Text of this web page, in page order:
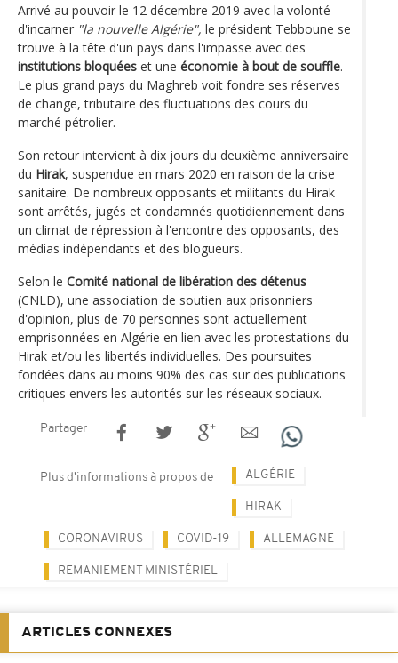
Arrivé au pouvoir le 12 décembre 2019 avec la volonté
d'incarner "la nouvelle Algérie", le président Tebboune se
trouve à la tête d'un pays dans l'impasse avec des
institutions bloquées et une économie à bout de souffle.
Le plus grand pays du Maghreb voit fondre ses réserves
de change, tributaire des fluctuations des cours du
marché pétrolier.
Son retour intervient à dix jours du deuxième anniversaire
du Hirak, suspendue en mars 2020 en raison de la crise
sanitaire. De nombreux opposants et militants du Hirak
sont arrêtés, jugés et condamnés quotidiennement dans
un climat de répression à l'encontre des opposants, des
médias indépendants et des blogueurs.
Selon le Comité national de libération des détenus
(CNLD), une association de soutien aux prisonniers
d'opinion, plus de 70 personnes sont actuellement
emprisonnées en Algérie en lien avec les protestations du
Hirak et/ou les libertés individuelles. Des poursuites
fondées dans au moins 90% des cas sur des publications
critiques envers les autorités sur les réseaux sociaux.
Partager
Plus d'informations à propos de ALGÉRIE
HIRAK
CORONAVIRUS COVID-19 ALLEMAGNE
REMANIEMENT MINISTÉRIEL
ARTICLES CONNEXES